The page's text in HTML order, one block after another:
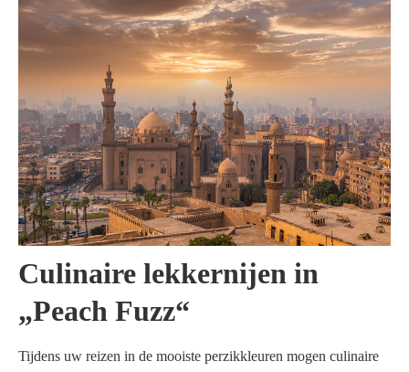
Culinaire lekkernijen in
„Peach Fuzz“
Tijdens uw reizen in de mooiste perzikkleuren mogen culinaire